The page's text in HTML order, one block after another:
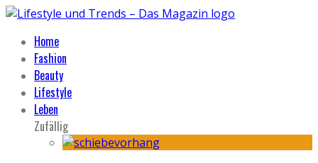
Home
Fashion
Beauty
Lifestyle
Leben
Zufällig